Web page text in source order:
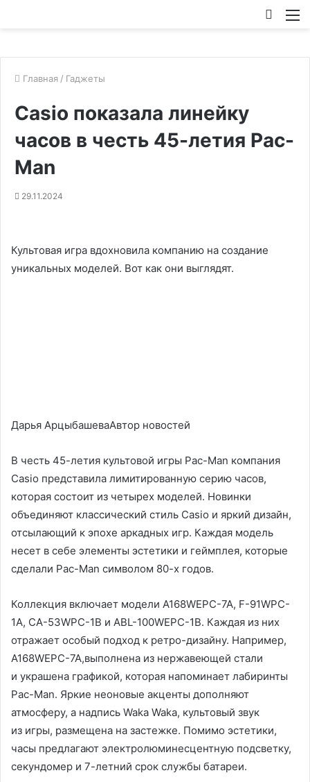
Главная / Гаджеты
Casio показала линейку
часов в честь 45-летия Pac-
Man
29.11.2024
Культовая игра вдохновила компанию на создание
уникальных моделей. Вот как они выглядят.
Дарья АрцыбашеваАвтор новостей
В честь 45-летия культовой игры Pac-Man компания
Casio представила лимитированную серию часов,
которая состоит из четырех моделей. Новинки
объединяют классический стиль Casio и яркий дизайн,
отсылающий к эпохе аркадных игр. Каждая модель
несет в себе элементы эстетики и геймплея, которые
сделали Pac-Man символом 80-х годов.
Коллекция включает модели A168WEPC-7A, F-91WPC-
1A, CA-53WPC-1B и ABL-100WEPC-1B. Каждая из них
отражает особый подход к ретро-дизайну. Например,
A168WEPC-7A,выполнена из нержавеющей стали
и украшена графикой, которая напоминает лабиринты
Pac-Man. Яркие неоновые акценты дополняют
атмосферу, а надпись Waka Waka, культовый звук
из игры, размещена на застежке. Помимо эстетики,
часы предлагают электролюминесцентную подсветку,
секундомер и 7-летний срок службы батареи.